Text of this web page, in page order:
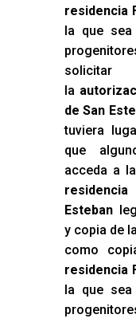
residencia
la que
la
de San
tuviera
que
acceda a
Esteban
y copia de
como
residencia
la que